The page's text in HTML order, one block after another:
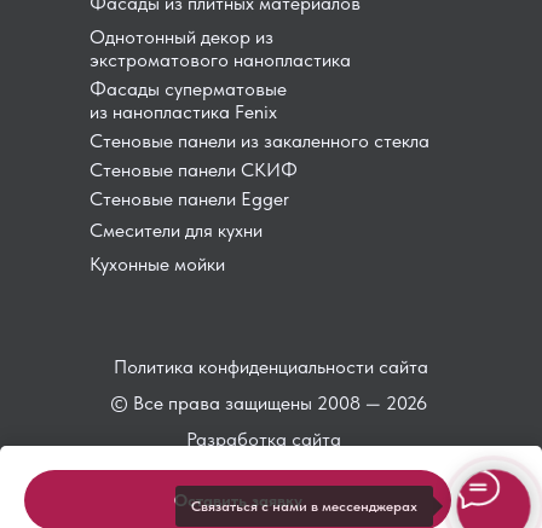
Оставить заявку
© Все права защищены 2008 — 2026
Политика конфиденциальности сайта
Разработка сайта
Стеновые панели из закаленного стекла
Однотонный декор из
экстроматового нанопластика
Фасады суперматовые
из нанопластика Fenix
Стеновые панели СКИФ
Стеновые панели Egger
Кухонные мойки
Смесители для кухни
Связаться с нами в мессенджерах